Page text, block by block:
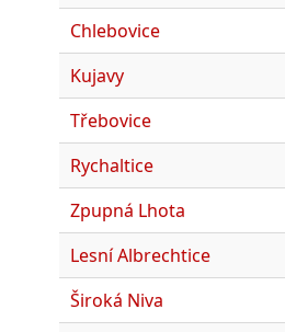
Chlebovice
Kujavy
Třebovice
Rychaltice
Zpupná Lhota
Lesní Albrechtice
Široká Niva